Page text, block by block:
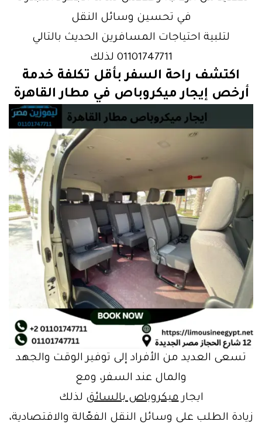
في تحسين وسائل النقل
لتلبية احتياجات المسافرين الحديث بالتالي
01101747711 لذلك
اكتشف راحة السفر بأقل تكلفة خدمة
أرخص إيجار ميكروباص في مطار القاهرة
تسعى العديد من الأفراد إلى توفير الوقت والجهد
والمال عند السفر، ومع
ايجارميكروباص بالسائق لذلك
زيادة الطلب على وسائل النقل الفعّالة والاقتصادية،